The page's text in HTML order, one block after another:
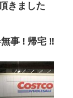
きました
無事! 帰宅 ‼︎